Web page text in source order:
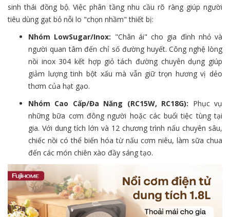
sinh thái đồng bộ. Việc phân tầng nhu cầu rõ ràng giúp người
tiêu dùng gạt bỏ nỗi lo "chọn nhầm" thiết bị:
Nhóm LowSugar/Inox: "Chân ái" cho gia đình nhỏ và
người quan tâm đến chỉ số đường huyết. Công nghệ lòng
nồi inox 304 kết hợp giỏ tách đường chuyên dụng giúp
giảm lượng tinh bột xấu mà vẫn giữ trọn hương vị dẻo
thơm của hạt gạo.
Nhóm Cao Cấp/Đa Năng (RC15W, RC18G): Phục vụ
những bữa cơm đông người hoặc các buổi tiệc tùng tại
gia. Với dung tích lớn và 12 chương trình nấu chuyên sâu,
chiếc nồi có thể biến hóa từ nấu cơm niêu, làm sữa chua
đến các món chiên xào đầy sáng tạo.